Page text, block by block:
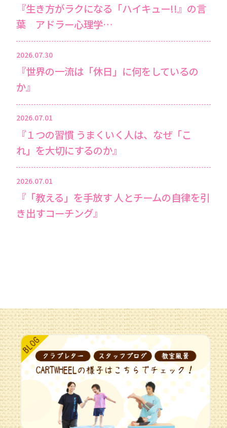
『生き方がラクになる「ハイキュー!!』の言
葉 アドラー心理学…
2026.07.30
『世界の一流は「休日」に何をしているの
か』
2026.07.01
『１つの習慣 うまくいく人は、なぜ「こ
れ」を大切にするのか』
2026.07.01
『「教える」を手放す 人とチームの自律を引
き出すコーチング』